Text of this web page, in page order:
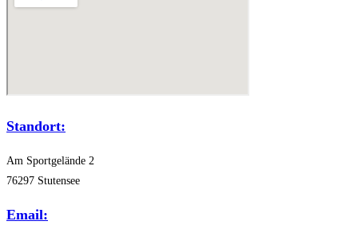
Standort:
Am Sportgelände 2
76297 Stutensee
Email: